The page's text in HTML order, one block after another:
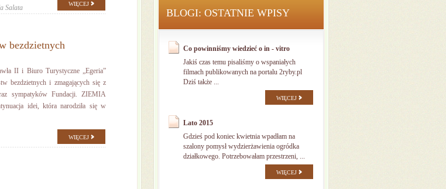
Salata WIĘCEJ
bezdzietnych
II i Biuro Turystyczne „Egeria”
bezdzietnych i zmagających się z
sympatyków Fundacji. ZIEMIA
idei, która narodziła się w
WIĘCEJ
BLOGI: OSTATNIE WPISY
Co powinniśmy wiedzieć o in - vitro
Jakiś czas temu pisaliśmy o wspaniałych
filmach publikowanych na portalu 2ryby.pl
Dziś także ...
WIĘCEJ
Lato 2015
Gdzieś pod koniec kwietnia wpadłam na
szalony pomysł wydzierżawienia ogródka
działkowego. Potrzebowałam przestrzeni, ...
WIĘCEJ